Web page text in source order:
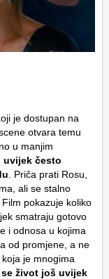
je dostupan na
otvara temu
u manjim
uvijek često
. Priča prati Rosu,
ali se stalno
pokazuje koliko
smatraju gotovo
i odnosa u kojima
od promjene, a ne
je mnogima
život još uvijek